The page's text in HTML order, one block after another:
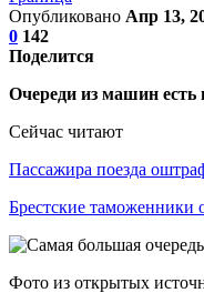
Опубликовано Апр 13,
0 142
Поделится
Очереди из машин есть
Сейчас читают
Пассажира поезда
Брестские таможенники
Фото из открытых